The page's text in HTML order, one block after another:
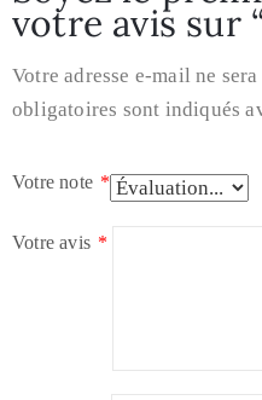
votre avis sur
Votre adresse e-mail ne
obligatoires sont indiqués
Votre note *
Votre avis *